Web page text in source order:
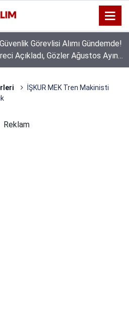
Görevlisi Alımı Gündemde!
Açıkladı, Gözler Ağustos Ayına
İŞKUR MEK Tren Makinisti
Reklam